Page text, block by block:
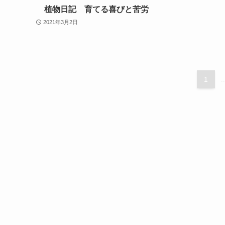
植物日記 育てる喜びと苦労
2021年3月2日
1